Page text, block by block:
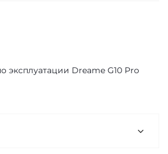
эксплуатации Dreame G10 Pro